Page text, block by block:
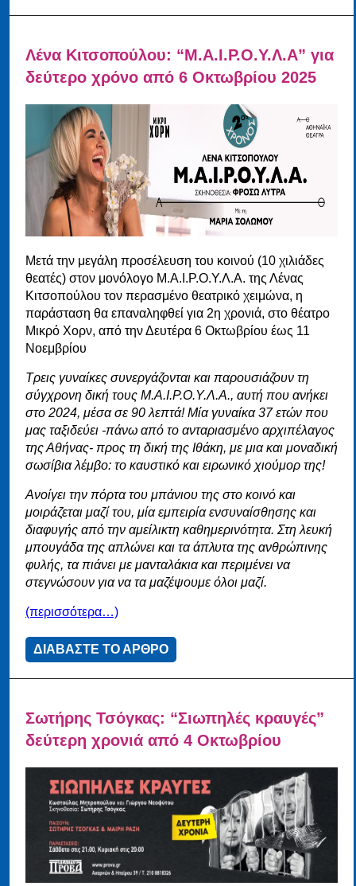
Λένα Κιτσοπούλου: “Μ.Α.Ι.Ρ.Ο.Υ.Λ.Α” για
δεύτερο χρόνο από 6 Οκτωβρίου 2025
Μετά την μεγάλη προσέλευση του κοινού (10 χιλιάδες
θεατές) στον μονόλογο Μ.Α.Ι.Ρ.Ο.Υ.Λ.Α. της Λένας
Κιτσοπούλου τον περασμένο θεατρικό χειμώνα, η
παράσταση θα επαναληφθεί για 2η χρονιά, στο θέατρο
Μικρό Χορν, από την Δευτέρα 6 Οκτωβρίου έως 11
Νοεμβρίου
Τρεις γυναίκες συνεργάζονται και παρουσιάζουν τη
σύγχρονη δική τους Μ.Α.Ι.Ρ.Ο.Υ.Λ.Α., αυτή που ανήκει
στο 2024, μέσα σε 90 λεπτά!Μία γυναίκα 37 ετών που
μας ταξιδεύει -πάνω από το ανταριασμένο αρχιπέλαγος
της Αθήνας- προς τη δική της Ιθάκη, με μια και μοναδική
σωσίβια λέμβο: το καυστικό και ειρωνικό χιούμορ της!
Ανοίγει την πόρτα του μπάνιου της στο κοινό και
μοιράζεται μαζί του, μία εμπειρία ενσυναίσθησης και
διαφυγής από την αμείλικτη καθημερινότητα. Στη λευκή
μπουγάδα της απλώνει και τα άπλυτα της ανθρώπινης
φυλής, τα πιάνει με μανταλάκια και περιμένει να
στεγνώσουν για να τα μαζέψουμε όλοι μαζί.
(περισσότερα…)
ΔΙΑΒΑΣΤΕ ΤΟ ΑΡΘΡΟ
Σωτήρης Τσόγκας: “Σιωπηλές κραυγές”
δεύτερη χρονιά από 4 Οκτωβρίου